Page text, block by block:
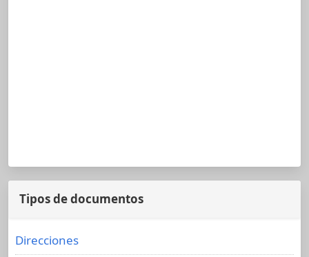
Tipos de documentos
Direcciones